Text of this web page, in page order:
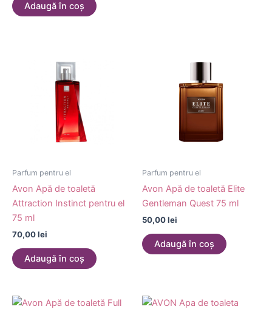
Adaugă în coș
Parfum pentru el
Avon Apă de toaletă
Attraction Instinct pentru el
75 ml
70,00lei
Adaugă în coș
Parfum pentru el
Avon Apă de toaletă Elite
Gentleman Quest 75 ml
50,00lei
Adaugă în coș